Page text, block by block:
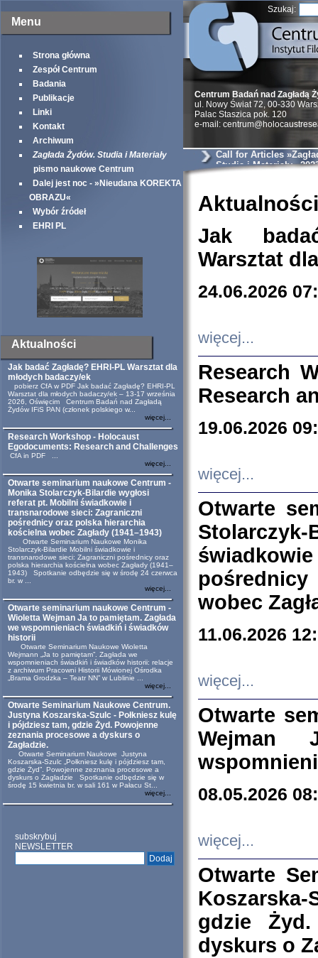
Menu
Strona główna
Zespół Centrum
Badania
Publikacje
Linki
Kontakt
Archiwum
Zagłada Żydów. Studia i Materiały
pismo naukowe Centrum
Dalej jest noc - »Nieudana KOREKTA
OBRAZU«
Wybór źródeł
EHRI PL
Aktualności
Jak badać Zagładę? EHRI-PL Warsztat dla
młodych badaczy/ek
pobierz CfA w PDF Jak badać Zagładę? EHRI-PL
Warsztat dla młodych badaczy/ek – 13-17 września
2026, Oświęcim Centrum Badań nad Zagładą
Żydów IFiS PAN (członek polskiego w...
więcej...
Research Workshop - Holocaust
Egodocuments: Research and Challenges
CfA in PDF ...
więcej...
Otwarte seminarium naukowe Centrum -
Monika Stolarczyk-Bilardie wygłosi
referat pt. Mobilni świadkowie i
transnarodowe sieci: Zagraniczni
pośrednicy oraz polska hierarchia
kościelna wobec Zagłady (1941–1943)
Otwarte Seminarium Naukowe Monika
Stolarczyk-Bilardie Mobilni świadkowie i
transnarodowe sieci: Zagraniczni pośrednicy oraz
polska hierarchia kościelna wobec Zagłady (1941–
1943) Spotkanie odbędzie się w środę 24 czerwca
br. w ...
więcej...
Otwarte seminarium naukowe Centrum -
Wioletta Wejman Ja to pamiętam. Zagłada
we wspomnieniach świadkiń i świadków
historii
Otwarte Seminarium Naukowe Wioletta
Wejmann „Ja to pamiętam”. Zagłada we
wspomnieniach świadkiń i świadków historii: relacje
z archiwum Pracowni Historii Mówionej Ośrodka
„Brama Grodzka – Teatr NN” w Lublinie ...
więcej...
Otwarte Seminarium Naukowe Centrum.
Justyna Koszarska-Szulc - Połkniesz kulę
i pójdziesz tam, gdzie Żyd. Powojenne
zeznania procesowe a dyskurs o
Zagładzie.
Otwarte Seminarium Naukowe Justyna
Koszarska-Szulc „Połkniesz kulę i pójdziesz tam,
gdzie Żyd”. Powojenne zeznania procesowe a
dyskurs o Zagładzie Spotkanie odbędzie się w
środę 15 kwietnia br. w sali 161 w Pałacu St...
więcej...
subskrybuj
NEWSLETTER
Szukaj:
Centrum Badań nad Zagładą
ul. Nowy Świat 72, 00-330
Palac Staszica pok. 120
e-mail:
Call for Articles
Studia i Materiały«
Aktualności
Jak
Warsztat
24.06.2026
więcej...
Research
Research
19.06.2026
więcej...
Otwarte
wobec
11.06.2026
więcej...
Otwarte
Wejman
08.05.2026
więcej...
Otwarte
Koszarska-
gdzie
dyskurs o